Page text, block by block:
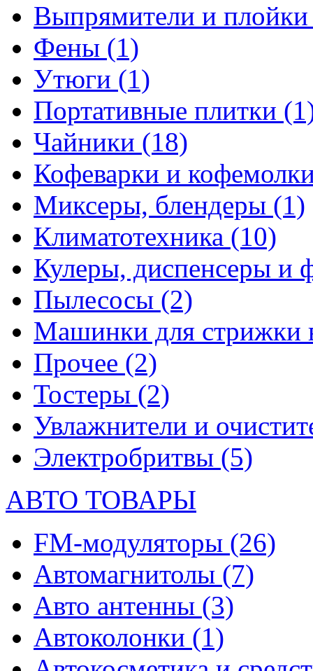
Выпрямители и
Фены (1)
Утюги (1)
Портативные плитки
Чайники (18)
Кофеварки и
Миксеры, блендеры (1)
Климатотехника (10)
Кулеры, диспенсеры и
Пылесосы (2)
Машинки для стрижки
Прочее (2)
Тостеры (2)
Увлажнители и
Электробритвы (5)
АВТО ТОВАРЫ
FM-модуляторы (26)
Автомагнитолы (7)
Авто антенны (3)
Автоколонки (1)